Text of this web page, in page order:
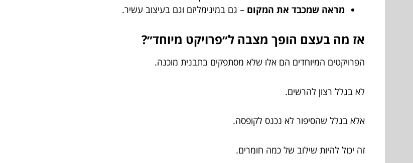
מראה שמכבד את המקום – גם במינימליזם וגם בעיצוב עשיר.
אז מה בעצם הופך מצבה ל״פרויקט מיוחד״?
הפרויקטים המיוחדים הם אלו שלא מסתפקים בתבנית מוכנה.
לא בגלל רצון להרשים.
אלא בגלל שהסיפור לא נכנס לקופסה.
זה יכול להיות שילוב של כמה חומרים.